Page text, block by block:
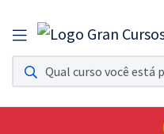
Assinatura Ilimitada 11
Acesso a todos os cursos. Teste
Assinatura OAB Até